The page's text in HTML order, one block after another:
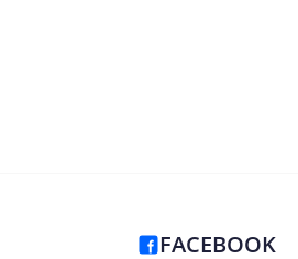
FACEBOOK